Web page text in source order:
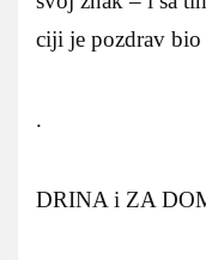
ciji je pozdrav
.
DRINA i ZA